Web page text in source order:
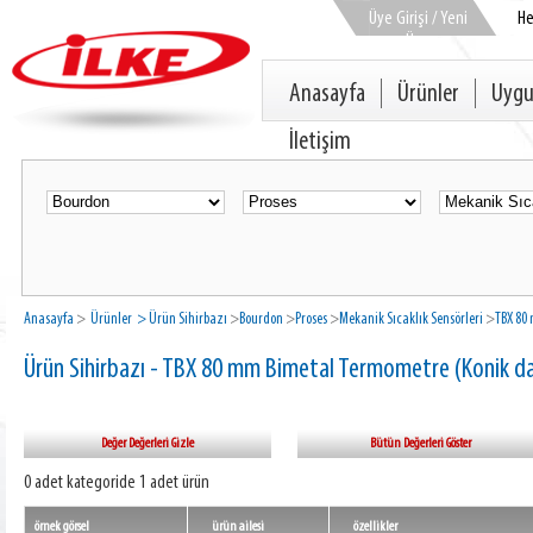
Üye Girişi / Yeni
Üye
Anasayfa Ürünler
İletişim
Anasayfa > Ürünler > Ürün Sihirbazı >Bourdon >Proses >Mekanik Sıcaklık Sensörleri > TBX
Ürün Sihirbazı - TBX 80 mm Bimetal Termometre (Konik
Değer Değerleri Gizle Bütün Değerleri Göster
0 adet kategoride 1 adet ürün
örnek görsel ürün ailesi özellikler